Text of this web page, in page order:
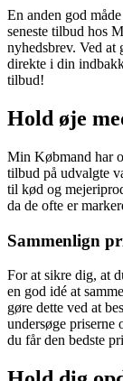
En anden god
seneste tilbud hos
nyhedsbrev. Ved at
direkte i din
tilbud!
Hold øje
Min Købmand har
tilbud på udvalgte
til kød og
da de ofte er
Sammenlign
For at sikre dig, at
en god idé at
gøre dette ved at
undersøge priserne
du får den bedste